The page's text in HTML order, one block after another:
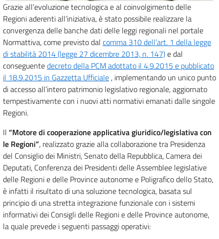
Grazie all’evoluzione tecnologica e al coinvolgimento delle
Regioni aderenti all’iniziativa, è stato possibile realizzare la
convergenza delle banche dati delle leggi regionali nel portale
Normattiva, come previsto dal comma 310 dell’art. 1 della legge
di stabilità 2014 (legge 27 dicembre 2013, n. 147)e dal
conseguentedecreto della PCM adottato il 4.9.2015 e pubblicato
il 18.9.2015 in Gazzetta Ufficiale , implementando un unico punto
di accesso all’intero patrimonio legislativo regionale, aggiornato
tempestivamente con i nuovi atti normativi emanati dalle singole
Regioni.
Il “Motore di cooperazione applicativa giuridico/legislativa con
le Regioni”, realizzato grazie alla collaborazione tra Presidenza
del Consiglio dei Ministri, Senato della Repubblica, Camera dei
Deputati, Conferenza dei Presidenti delle Assemblee legislative
delle Regioni e delle Province autonome e Poligrafico dello Stato,
è infatti il risultato di una soluzione tecnologica, basata sul
principio di una stretta integrazione funzionale con i sistemi
informativi dei Consigli delle Regioni e delle Province autonome,
la quale prevede i seguenti passaggi operativi: